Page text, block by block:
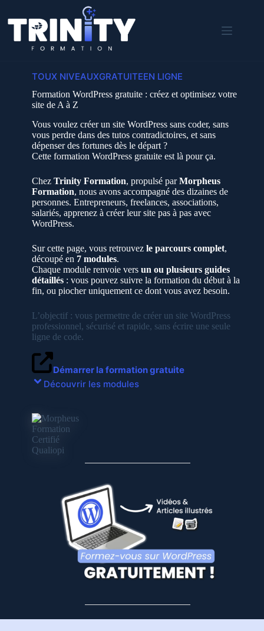
contenu
TOUX NIVEAUXGRATUITEEN LIGNE
Formation WordPress gratuite : créez et optimisez votre
site de A à Z
Vous voulez créer un site WordPress sans coder, sans
vous perdre dans des tutos contradictoires, et sans
dépenser des fortunes dès le départ ?
Cette formation WordPress gratuite est là pour ça.
ChezTrinity Formation, propulsé parMorpheus
Formation, nous avons accompagné des dizaines de
personnes. Entrepreneurs, freelances, associations,
salariés, apprenez à créer leur site pas à pas avec
WordPress.
Sur cette page, vous retrouvezle parcours complet,
découpé en 7 modules.
Chaque module renvoie versun ou plusieurs guides
détaillés : vous pouvez suivre la formation du début à la
fin, ou piocher uniquement ce dont vous avez besoin.
L’objectif : vous permettre de créer un site WordPress
professionnel, sécurisé et rapide, sans écrire une seule
ligne de code.
Démarrer la formation gratuite
Découvrir les modules